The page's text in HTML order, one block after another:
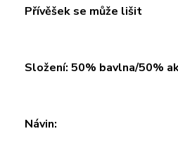
Přívěšek se může lišit
Složení: 50% bavlna/50%
Návin: